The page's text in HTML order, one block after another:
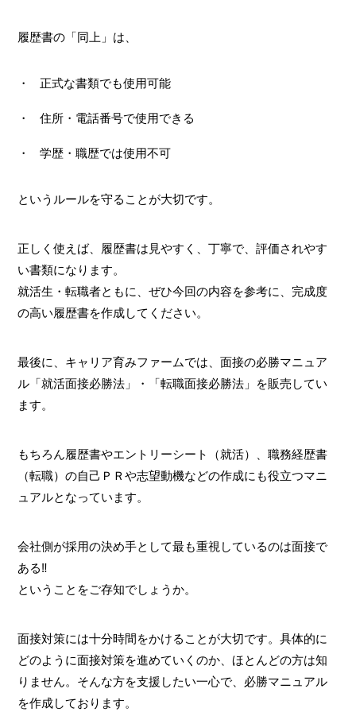
履歴書の「同上」は、
正式な書類でも使用可能
住所・電話番号で使用できる
学歴・職歴では使用不可
というルールを守ることが大切です。
正しく使えば、履歴書は見やすく、丁寧で、評価されやす
い書類になります。
就活生・転職者ともに、ぜひ今回の内容を参考に、完成度
の高い履歴書を作成してください。
最後に、キャリア育みファームでは、面接の必勝マニュア
ル「就活面接必勝法」・「転職面接必勝法」を販売してい
ます。
もちろん履歴書やエントリーシート（就活）、職務経歴書
（転職）の自己ＰＲや志望動機などの作成にも役立つマニ
ュアルとなっています。
会社側が採用の決め手として最も重視しているのは面接で
ある‼
ということをご存知でしょうか。
面接対策には十分時間をかけることが大切です。具体的に
どのように面接対策を進めていくのか、ほとんどの方は知
りません。そんな方を支援したい一心で、必勝マニュアル
を作成しております。